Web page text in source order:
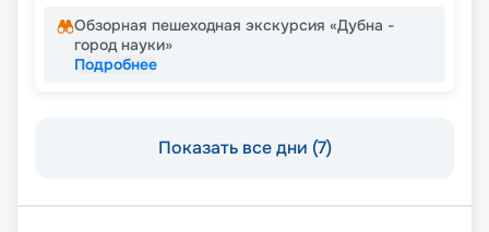
Обзорная пешеходная экскурсия «Дубна -
город науки»
Подробнее
Показать все дни (7)